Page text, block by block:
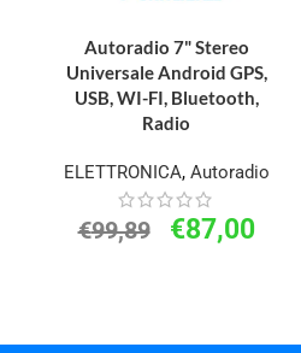
Autoradio 7" Stereo
Universale Android GPS,
USB, WI-FI, Bluetooth,
Radio
ELETTRONICA, Autoradio
€99,89 €87,00